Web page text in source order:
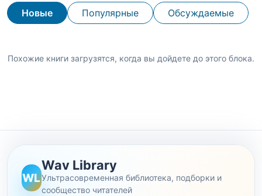
Новые Популярные Обсуждаемые
Похожие книги загрузятся, когда вы дойдете до этого блока.
WL
Wav Library
Ультрасовременная библиотека, подборки и
сообщество читателей